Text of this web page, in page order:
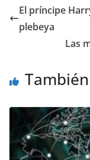
El príncipe
plebeya
Las